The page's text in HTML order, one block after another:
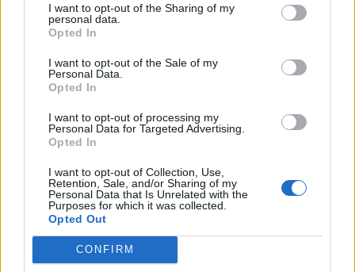
I want to opt-out of the Sharing of my
personal data.
Opted In
I want to opt-out of the Sale of my
Personal Data.
Opted In
I want to opt-out of processing my
Personal Data for Targeted Advertising.
Opted In
I want to opt-out of Collection, Use,
Retention, Sale, and/or Sharing of my
Personal Data that Is Unrelated with the
Purposes for which it was collected.
Opted Out
CONFIRM